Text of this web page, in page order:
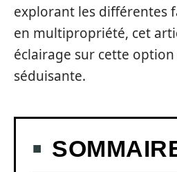
explorant les différentes
en multipropriété, cet
éclairage sur cette option
séduisante.